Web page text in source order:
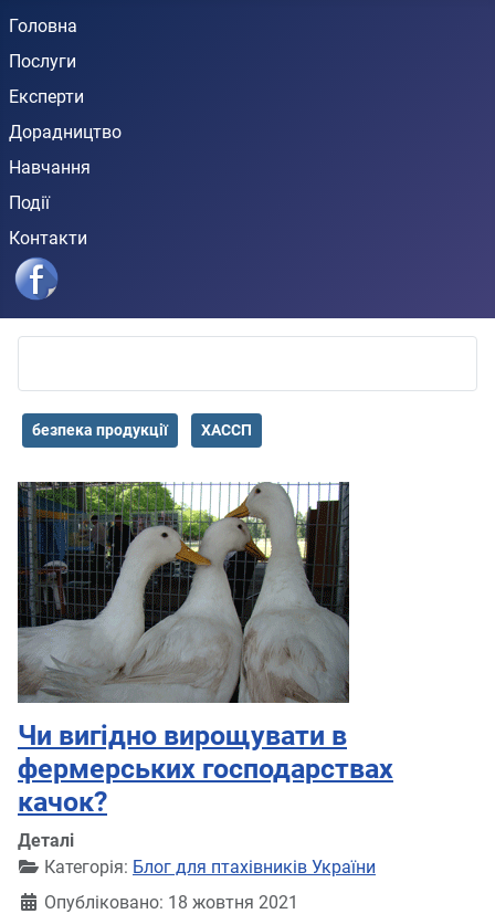
Головна
Послуги
Експерти
Дорадництво
Навчання
Події
Контакти
безпека продукції ХАССП
Чи вигідно вирощувати в
фермерських господарствах
качок?
Деталі
Категорія: Блог для птахівників України
Опубліковано: 18 жовтня 2021